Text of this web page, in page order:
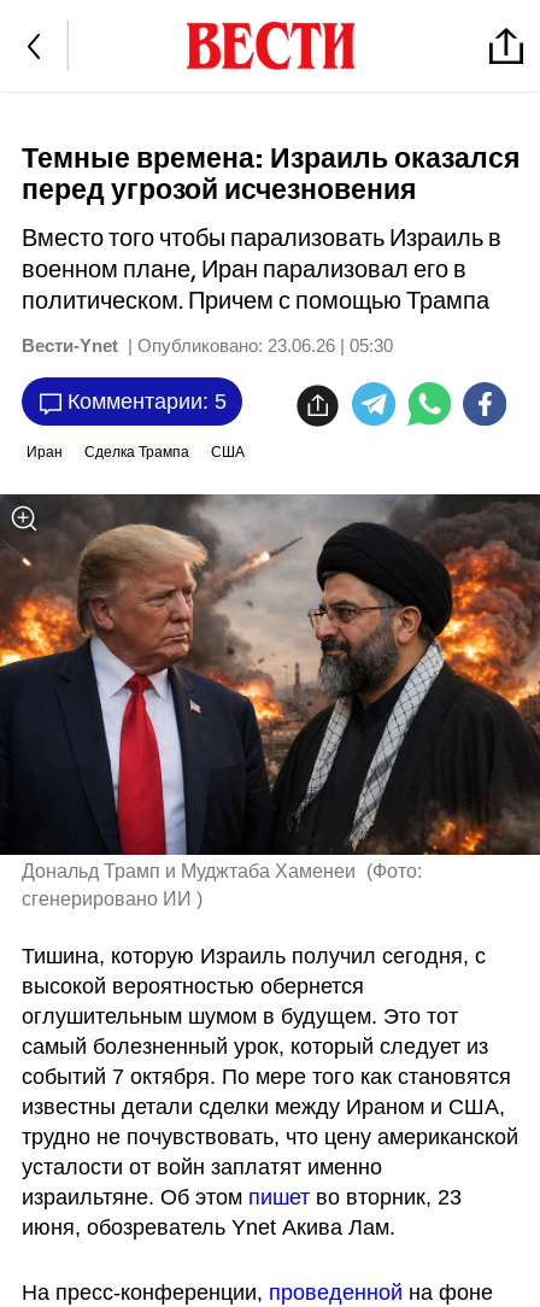
Темные времена: Израиль оказался
перед угрозой исчезновения
Вместо того чтобы парализовать Израиль в
военном плане, Иран парализовал его в
политическом. Причем с помощью Трампа
Вести-Ynet | Опубликовано: 23.06.26 | 05:30
Комментарии: 5
Иран Сделка Трампа США
Дональд Трамп и Муджтаба Хаменеи (Фото:
сгенерировано ИИ )
Тишина, которую Израиль получил сегодня, с
высокой вероятностью обернется
оглушительным шумом в будущем. Это тот
самый болезненный урок, который следует из
событий 7 октября. По мере того как становятся
известны детали сделки между Ираном и США,
трудно не почувствовать, что цену американской
усталости от войн заплатят именно
израильтяне. Об этом пишет во вторник, 23
июня, обозреватель Ynet Акива Лам.
На пресс-конференции, проведенной на фоне